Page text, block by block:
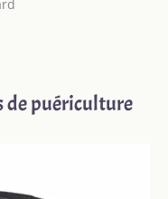
de puériculture